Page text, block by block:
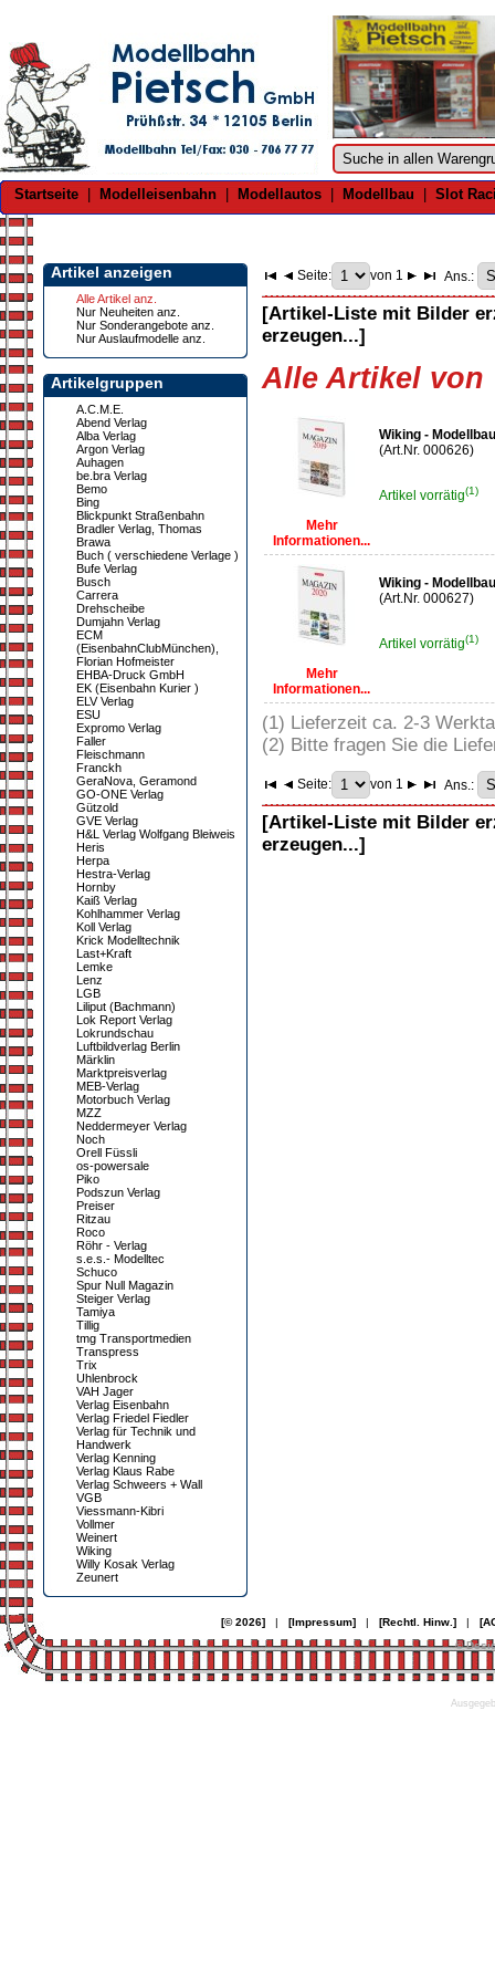
Startseite Modelleisenbahn Modellautos Modellbau Slot
Artikel anzeigen
Alle Artikel anz.
Nur Neuheiten anz.
Nur Sonderangebote anz.
Nur Auslaufmodelle anz.
Artikelgruppen
A.C.M.E.
Abend Verlag
Alba Verlag
Argon Verlag
Auhagen
be.bra Verlag
Bemo
Bing
Blickpunkt Straßenbahn
Bradler Verlag, Thomas
Brawa
Buch ( verschiedene Verlage )
Bufe Verlag
Busch
Carrera
Drehscheibe
Dumjahn Verlag
ECM
(EisenbahnClubMünchen),
Florian Hofmeister
EHBA-Druck GmbH
EK (Eisenbahn Kurier )
ELV Verlag
ESU
Expromo Verlag
Faller
Fleischmann
Franckh
GeraNova, Geramond
GO-ONE Verlag
Gützold
GVE Verlag
H&L Verlag Wolfgang Bleiweis
Heris
Herpa
Hestra-Verlag
Hornby
Kaiß Verlag
Kohlhammer Verlag
Koll Verlag
Krick Modelltechnik
Last+Kraft
Lemke
Lenz
LGB
Liliput (Bachmann)
Lok Report Verlag
Lokrundschau
Luftbildverlag Berlin
Märklin
Marktpreisverlag
MEB-Verlag
Motorbuch Verlag
MZZ
Neddermeyer Verlag
Noch
Orell Füssli
os-powersale
Piko
Podszun Verlag
Preiser
Ritzau
Roco
Röhr - Verlag
s.e.s.- Modelltec
Schuco
Spur Null Magazin
Steiger Verlag
Tamiya
Tillig
tmg Transportmedien
Transpress
Trix
Uhlenbrock
VAH Jager
Verlag Eisenbahn
Verlag Friedel Fiedler
Verlag für Technik und
Handwerk
Verlag Kenning
Verlag Klaus Rabe
Verlag Schweers + Wall
VGB
Viessmann-Kibri
Vollmer
Weinert
Wiking
Willy Kosak Verlag
Zeunert
Seite: von 1 Ans.:
[Artikel-Liste mit Bilder
erzeugen...]
Alle Artikel von
Mehr
Informationen...
Wiking -
(Art.Nr. 000626)
Artikel vorrätig(1)
Mehr
Informationen...
Wiking -
(Art.Nr. 000627)
Artikel vorrätig(1)
(1) Lieferzeit ca. 2-3
(2) Bitte fragen Sie die
Seite: von 1 Ans.:
[Artikel-Liste mit Bilder
erzeugen...]
[© 2026]| [Impressum]| [Rechtl. Hinw.]|
©